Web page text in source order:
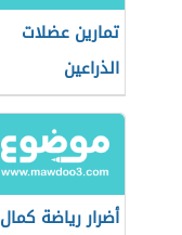
تمارين عضلات
الذراعين
أضرار رياضة كمال